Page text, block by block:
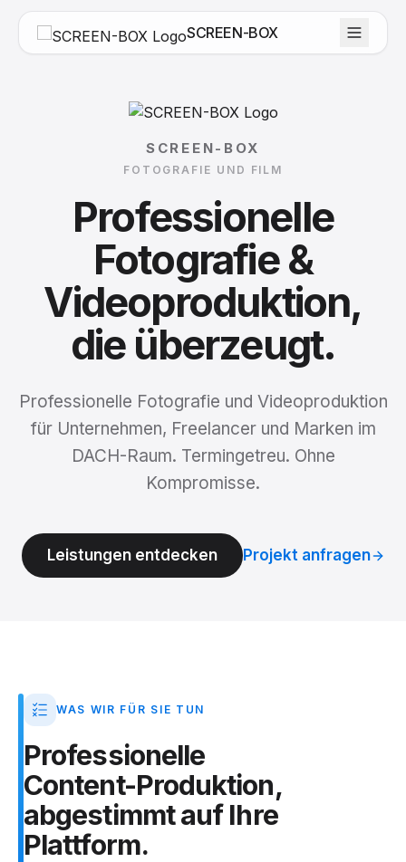
SCREEN-BOX
SCREEN-BOX
FOTOGRAFIE UND FILM
Professionelle
Fotografie &
Videoproduktion,
die überzeugt.
Professionelle Fotografie und Videoproduktion
für Unternehmen, Freelancer und Marken im
DACH-Raum. Termingetreu. Ohne
Kompromisse.
Leistungen entdecken Projekt anfragen
WAS WIR FÜR SIE TUN
Professionelle
Content-Produktion,
abgestimmtauf Ihre
Plattform.